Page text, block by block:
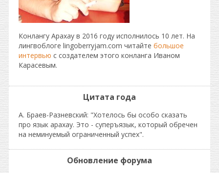
Конлангу Арахау в 2016 году исполнилось 10 лет. На
лингвоблоге lingoberryjam.com читайте большое
интервью с создателем этого конланга Иваном
Карасевым.
Цитата года
А. Браев-Разневский: "Хотелось бы особо сказать
про язык арахау. Это - суперъязык, который обречен
на неминуемый ограниченный успех".
Обновление форума